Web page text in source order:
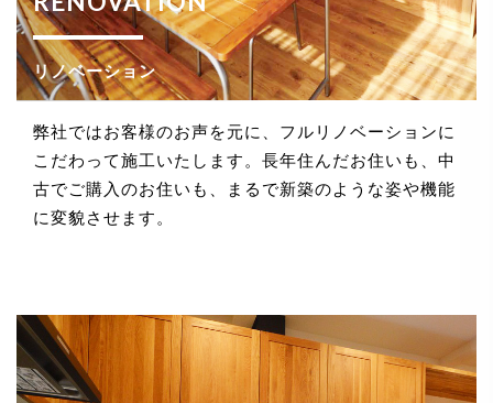
リノベーション
弊社ではお客様のお声を元に、フルリノベーションに
こだわって施工いたします。長年住んだお住いも、中
古でご購入のお住いも、まるで新築のような姿や機能
に変貌させます。
法令、規範の遵守と見直し
当社は、保有する個人情報に関して適用される日本の
法令、その他規範を遵守するとともに、本ポリシーの
内容を適宜見直し、その改善に努めます。
お問い合せ
保ち、個人情報への不正アクセス・紛失・破損・改ざ
ん・漏洩などを防止するため、セキュリティシステム
の維持・管理体制の整備・社員教育の徹底等の必要な
措置を講じ、安全対策を実施し個人情報の厳重な管理